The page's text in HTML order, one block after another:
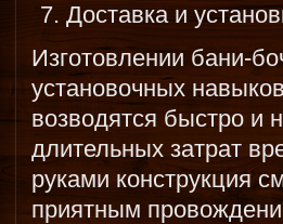
Доставка и
Изготовлении бани-
установочных
возводятся быстро и
длительных затрат
руками конструкция
приятным